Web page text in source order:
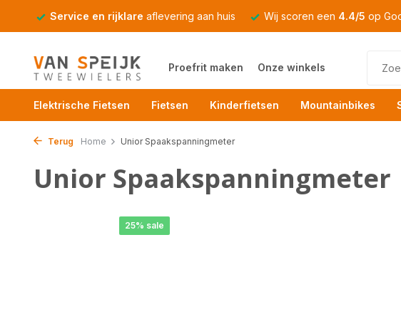
Service en rijklare aflevering aan huis Wij scoren een 4.4/5 op
Proefrit maken Onze winkels
Elektrische Fietsen Fietsen Kinderfietsen Mountainbikes
Terug Home Unior Spaakspanningmeter
Unior Spaakspanningmeter
25% sale